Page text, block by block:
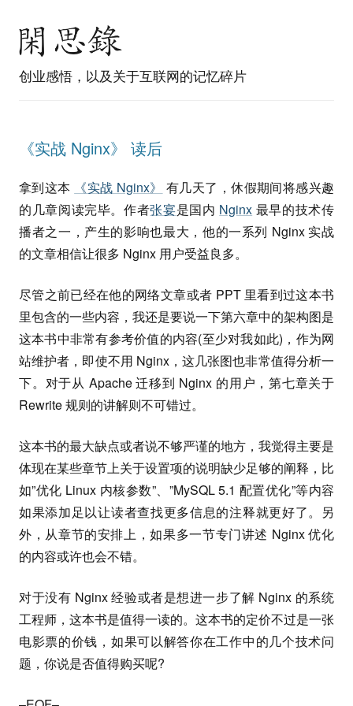
创业感悟，以及关于互联网的记忆碎片
《实战 Nginx》 读后
拿到这本 《实战 Nginx》
有几天了，休假期间将感兴趣
的几章阅读完毕。作者张宴是国内 Nginx 最早的技术传
播者之一，产生的影响也最大，他的一系列 Nginx 实战
的文章相信让很多 Nginx 用户受益良多。
尽管之前已经在他的网络文章或者 PPT 里看到过这本书
里包含的一些内容，我还是要说一下第六章中的架构图是
这本书中非常有参考价值的内容(至少对我如此)，作为网
站维护者，即使不用 Nginx，这几张图也非常值得分析一
下。对于从 Apache 迁移到 Nginx 的用户，第七章关于
Rewrite 规则的讲解则不可错过。
这本书的最大缺点或者说不够严谨的地方，我觉得主要是
体现在某些章节上关于设置项的说明缺少足够的阐释，比
如”优化 Linux 内核参数”、”MySQL 5.1 配置优化”等内容
如果添加足以让读者查找更多信息的注释就更好了。另
外，从章节的安排上，如果多一节专门讲述 Nginx 优化
的内容或许也会不错。
对于没有 Nginx 经验或者是想进一步了解 Nginx 的系统
工程师，这本书是值得一读的。这本书的定价不过是一张
电影票的价钱，如果可以解答你在工作中的几个技术问
题，你说是否值得购买呢?